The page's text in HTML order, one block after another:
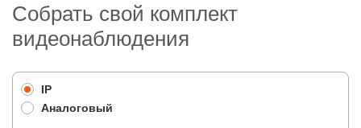
Собрать свой комплект
видеонаблюдения
IP
Аналоговый